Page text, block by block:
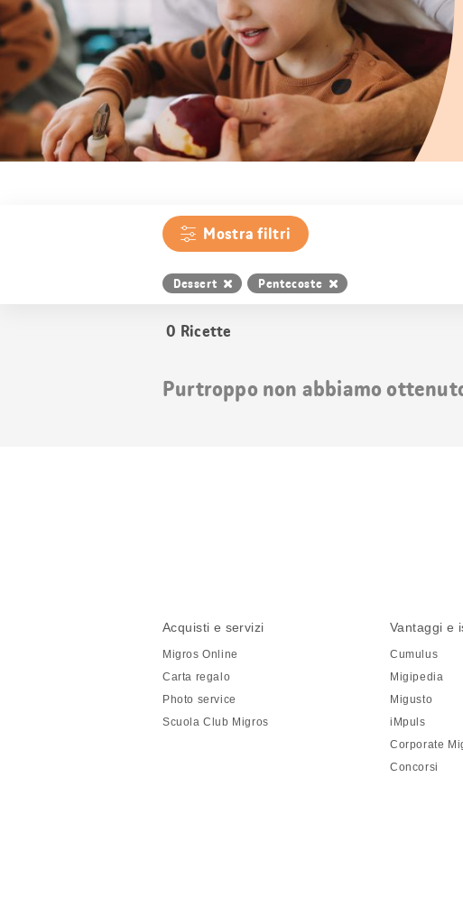
Mostra filtri
Dessert Pentecoste
0 Ricette
Purtroppo non abbiamo
Acquisti e servizi
Migros Online
Carta regalo
Photo service
Scuola Club Migros
Vantaggi e
Cumulus
Migipedia
Migusto
iMpuls
Corporate
Concorsi